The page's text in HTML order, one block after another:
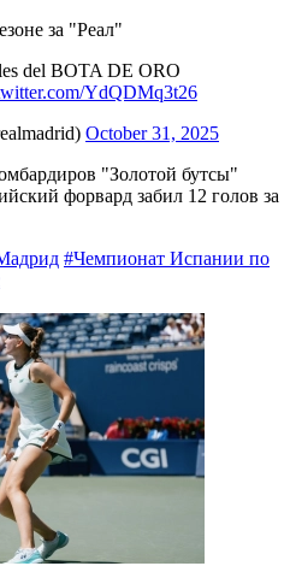
за "Реал"
del BOTA DE ORO
YdQDMq3t26
October 31, 2025
"Золотой бутсы"
форвард забил 12 голов за
#Чемпионат Испании по